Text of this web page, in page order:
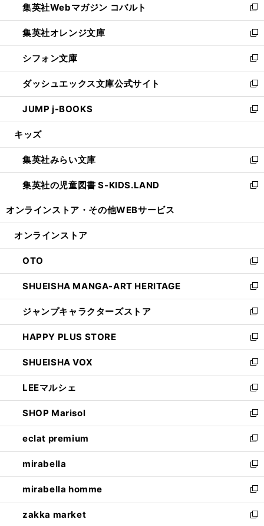
く
で
開
く
ド
ウ
で
開
く
ィ
ン
ド
ウ
で
開
く
集英社Webマガジン コバルト
新
し
い
ウ
ィ
ン
ド
ウ
で
開
集英社オレンジ文庫
新
し
い
ウ
ィ
ン
ド
ウ
開
く
シフォン文庫
新
し
い
ウ
ィ
ン
ウ
で
開
く
ダッシュエックス文庫公式サイト
新
し
い
ウ
ン
ド
ウ
で
JUMP j-BOOKS
新
し
ウ
ィ
ン
ド
開
キッズ
集英社みらい文庫
新
し
い
ン
ウ
で
開
く
集英社の児童図書 S-KIDS.LAND
新
ウ
ン
ド
ウ
で
開
く
オンラインストア・ その他WEBサービス
オンラインストア
OTO
新
し
い
ウ
ィ
ン
ド
ウ
で
開
く
SHUEISHA MANGA-ART HERITAGE
新
し
い
ウ
ィ
ン
ド
ウ
で
開
く
ジャンプキャラクターズストア
新
し
い
ウ
ィ
ン
ド
ウ
で
開
く
HAPPY PLUS STORE
新
し
い
ウ
ィ
ン
ド
ウ
で
開
く
SHUEISHA VOX
新
し
い
ウ
ィ
ン
ド
ウ
で
開
く
LEEマルシェ
新
し
い
ウ
ィ
ン
ド
ウ
で
開
く
SHOP Marisol
新
し
い
ウ
ィ
ン
ド
ウ
で
eclat premium
新
し
い
ウ
ィ
ン
ド
mirabella
新
し
い
ウ
ィ
mirabella homme
新
し
い
zakka market
新